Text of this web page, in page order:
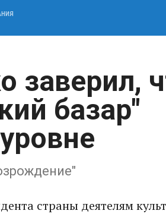
заверил,
базар"
страны деятелям